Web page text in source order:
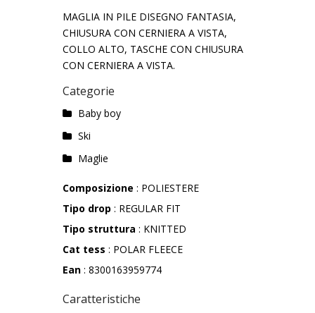
MAGLIA IN PILE DISEGNO FANTASIA,
CHIUSURA CON CERNIERA A VISTA,
COLLO ALTO, TASCHE CON CHIUSURA
CON CERNIERA A VISTA.
Categorie
Baby boy
Ski
Maglie
Composizione : POLIESTERE
Tipo drop : REGULAR FIT
Tipo struttura : KNITTED
Cat tess : POLAR FLEECE
Ean : 8300163959774
Caratteristiche